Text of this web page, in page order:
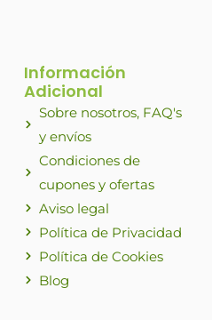
Información
Adicional
Sobre nosotros, FAQ's
y envíos
Condiciones de
cupones y ofertas
Aviso legal
Política de Privacidad
Política de Cookies
Blog